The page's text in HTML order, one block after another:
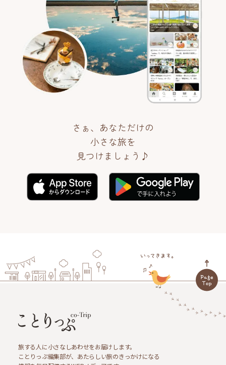
さぁ、あなただけの
小さな旅を
見つけましょう♪
旅する人に小さなしあわせをお届けします。
ことりっぷ編集部が、あたらしい旅のきっかけになる